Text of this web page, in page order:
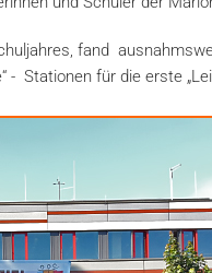
fand
- Stationen für die erste